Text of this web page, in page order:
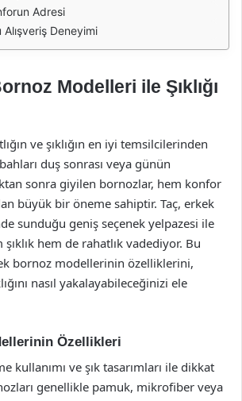
Adresi
Alışveriş Deneyimi
Modelleri ile Şıklığı
ve şıklığın en iyi temsilcilerinden
duş sonrası veya günün
sonra giyilen bornozlar, hem konfor
büyük bir öneme sahiptir. Taç, erkek
sunduğu geniş seçenek yelpazesi ile
şıklık hem de rahatlık vadediyor. Bu
bornoz modellerinin özelliklerini,
nasıl yakalayabileceğinizi ele
Özellikleri
kullanımı ve şık tasarımları ile dikkat
genellikle pamuk, mikrofiber veya